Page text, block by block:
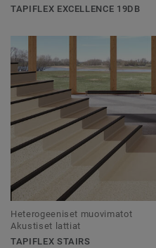
TAPIFLEX EXCELLENCE 19DB
Heterogeeniset muovimatot
Akustiset lattiat
TAPIFLEX STAIRS